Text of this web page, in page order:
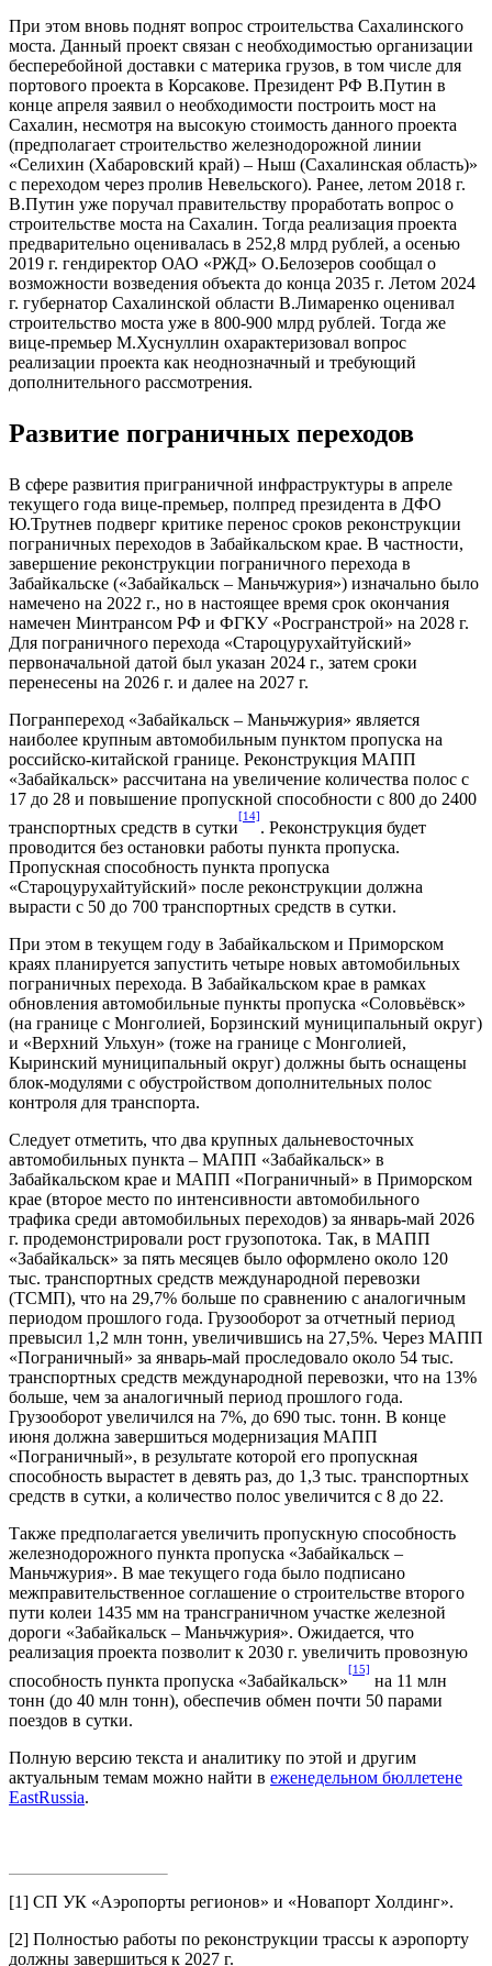
При этом вновь поднят вопрос строительства Сахалинского
моста. Данный проект связан с необходимостью организации
бесперебойной доставки с материка грузов, в том числе для
портового проекта в Корсакове. Президент РФ В.Путин в
конце апреля заявил о необходимости построить мост на
Сахалин, несмотря на высокую стоимость данного проекта
(предполагает строительство железнодорожной линии
«Селихин (Хабаровский край) – Ныш (Сахалинская область)»
с переходом через пролив Невельского). Ранее, летом 2018 г.
В.Путин уже поручал правительству проработать вопрос о
строительстве моста на Сахалин. Тогда реализация проекта
предварительно оценивалась в 252,8 млрд рублей, а осенью
2019 г. гендиректор ОАО «РЖД» О.Белозеров сообщал о
возможности возведения объекта до конца 2035 г. Летом 2024
г. губернатор Сахалинской области В.Лимаренко оценивал
строительство моста уже в 800-900 млрд рублей. Тогда же
вице-премьер М.Хуснуллин охарактеризовал вопрос
реализации проекта как неоднозначный и требующий
дополнительного рассмотрения.
Развитие пограничных переходов
В сфере развития приграничной инфраструктуры в апреле
текущего года вице-премьер, полпред президента в ДФО
Ю.Трутнев подверг критике перенос сроков реконструкции
пограничных переходов в Забайкальском крае. В частности,
завершение реконструкции пограничного перехода в
Забайкальске («Забайкальск – Маньчжурия») изначально было
намечено на 2022 г., но в настоящее время срок окончания
намечен Минтрансом РФ и ФГКУ «Росгранстрой» на 2028 г.
Для пограничного перехода «Староцурухайтуйский»
первоначальной датой был указан 2024 г., затем сроки
перенесены на 2026 г. и далее на 2027 г.
Погранпереход «Забайкальск – Маньчжурия» является
наиболее крупным автомобильным пунктом пропуска на
российско-китайской границе. Реконструкция МАПП
«Забайкальск» рассчитана на увеличение количества полос с
17 до 28 и повышение пропускной способности с 800 до 2400
транспортных средств в сутки
[14]
. Реконструкция будет
проводится без остановки работы пункта пропуска.
Пропускная способность пункта пропуска
«Староцурухайтуйский» после реконструкции должна
вырасти с 50 до 700 транспортных средств в сутки.
При этом в текущем году в Забайкальском и Приморском
краях планируется запустить четыре новых автомобильных
пограничных перехода. В Забайкальском крае в рамках
обновления автомобильные пункты пропуска «Соловьёвск»
(на границе с Монголией, Борзинский муниципальный округ)
и «Верхний Ульхун» (тоже на границе с Монголией,
Кыринский муниципальный округ) должны быть оснащены
блок-модулями с обустройством дополнительных полос
контроля для транспорта.
Следует отметить, что два крупных дальневосточных
автомобильных пункта – МАПП «Забайкальск» в
Забайкальском крае и МАПП «Пограничный» в Приморском
крае (второе место по интенсивности автомобильного
трафика среди автомобильных переходов) за январь-май 2026
г. продемонстрировали рост грузопотока. Так, в МАПП
«Забайкальск» за пять месяцев было оформлено около 120
тыс. транспортных средств международной перевозки
(ТСМП), что на 29,7% больше по сравнению с аналогичным
периодом прошлого года. Грузооборот за отчетный период
превысил 1,2 млн тонн, увеличившись на 27,5%. Через МАПП
«Пограничный» за январь-май проследовало около 54 тыс.
транспортных средств международной перевозки, что на 13%
больше, чем за аналогичный период прошлого года.
Грузооборот увеличился на 7%, до 690 тыс. тонн. В конце
июня должна завершиться модернизация МАПП
«Пограничный», в результате которой его пропускная
способность вырастет в девять раз, до 1,3 тыс. транспортных
средств в сутки, а количество полос увеличится с 8 до 22.
Также предполагается увеличить пропускную способность
железнодорожного пункта пропуска «Забайкальск –
Маньчжурия». В мае текущего года было подписано
межправительственное соглашение о строительстве второго
пути колеи 1435 мм на трансграничном участке железной
дороги «Забайкальск – Маньчжурия». Ожидается, что
реализация проекта позволит к 2030 г. увеличить провозную
способность пункта пропуска «Забайкальск»
[15]
на 11 млн
тонн (до 40 млн тонн), обеспечив обмен почти 50 парами
поездов в сутки.
Полную версию текста и аналитику по этой и другим
актуальным темам можно найти в еженедельном бюллетене
EastRussia.
[1] СП УК «Аэропорты регионов» и «Новапорт Холдинг».
[2] Полностью работы по реконструкции трассы к аэропорту
должны завершиться к 2027 г.